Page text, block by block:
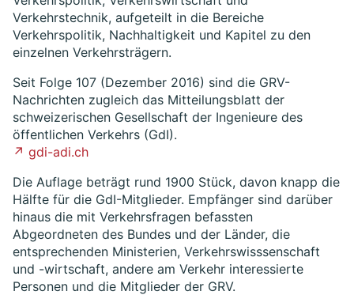
Verkehrstechnik, aufgeteilt in die Bereiche
Verkehrspolitik, Nachhaltigkeit und Kapitel zu den
einzelnen Verkehrsträgern.
Seit Folge 107 (Dezember 2016) sind die GRV-
Nachrichten zugleich das Mitteilungsblatt der
schweizerischen Gesellschaft der Ingenieure des
öffentlichen Verkehrs (GdI).
↗ gdi-adi.ch
Die Auflage beträgt rund 1900 Stück, davon knapp die
Hälfte für die GdI-Mitglieder. Empfänger sind darüber
hinaus die mit Verkehrsfragen befassten
Abgeordneten des Bundes und der Länder, die
entsprechenden Ministerien, Verkehrswisssenschaft
und -wirtschaft, andere am Verkehr interessierte
Personen und die Mitglieder der GRV.